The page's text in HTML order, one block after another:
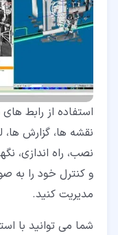
استفاده از رابط
نقشه ها، گزارش
نصب، راه اندازی،
و کنترل خود را به
مدیریت کنید.